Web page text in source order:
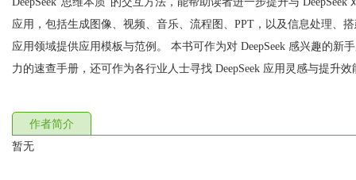
应用，包括生成图像、视频、音乐、流程图、PPT，以及信息处理、
应用领域提供应用模板与范例。 本书可作为对 DeepSeek 感兴趣的
力的速查手册，还可作为各行业人士寻找 DeepSeek 应用灵感与提升
作者简介
暂无